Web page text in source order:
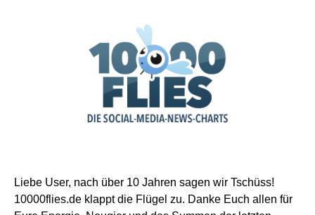
Liebe User, nach über 10 Jahren sagen wir Tschüss!
10000flies.de klappt die Flügel zu. Danke Euch allen für